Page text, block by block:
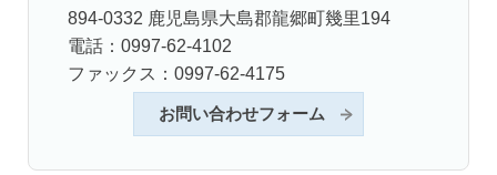
894-0332 鹿児島県大島郡龍郷町幾里194
電話：0997-62-4102
ファックス：0997-62-4175
お問い合わせフォーム